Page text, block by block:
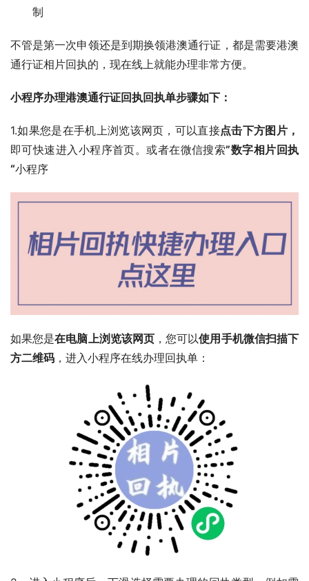
制
不管是第一次申领还是到期换领港澳通行证，都是需要港澳
通行证相片回执的，现在线上就能办理非常方便。
小程序办理港澳通行证回执回执单步骤如下：
1.如果您是在手机上浏览该网页，可以直接点击下方图片，
即可快速进入小程序首页。或者在微信搜索”数字相片回执
“小程序
如果您是在电脑上浏览该网页 ，您可以使用手机微信扫描下
方二维码 ，进入小程序在线办理回执单：